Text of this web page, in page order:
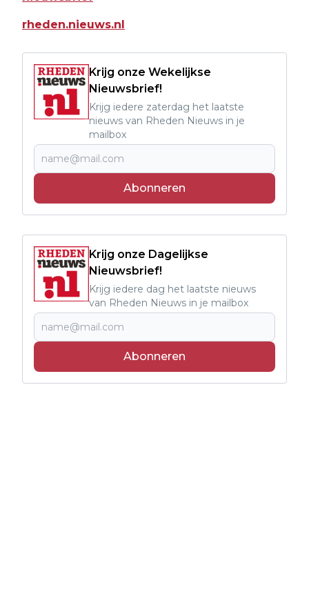
rheden.nieuws.nl
Krijg onze Wekelijkse
Nieuwsbrief!
Krijg iedere zaterdag het laatste
nieuws van Rheden Nieuws in je
mailbox
Abonneren
Krijg onze Dagelijkse
Nieuwsbrief!
Krijg iedere dag het laatste nieuws
van Rheden Nieuws in je mailbox
Abonneren